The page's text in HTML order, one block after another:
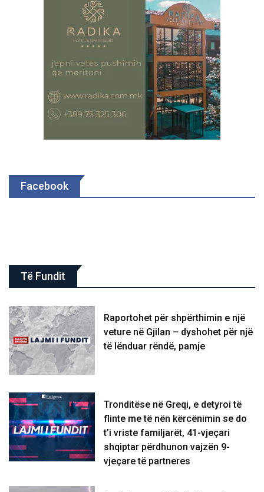
Facebook
Të Fundit
Raportohet për shpërthimin e një
veture në Gjilan – dyshohet për një
të lënduar rëndë, pamje
Tronditëse në Greqi, e detyroi të
flinte me të nën kërcënimin se do
t’i vriste familjarët, 41-vjeçari
shqiptar përdhunon vajzën 9-
vjeçare të partneres